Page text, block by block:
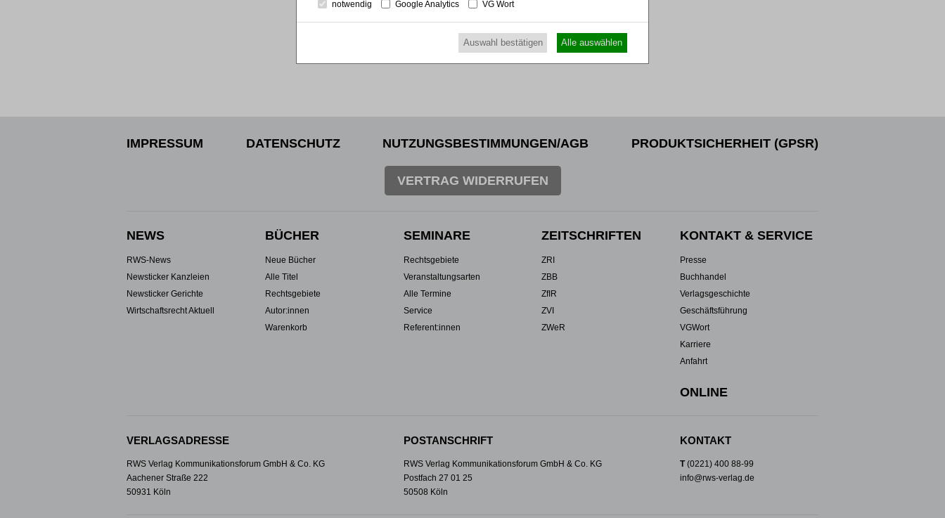
IMPRESSUM DATENSCHUTZ NUTZUNGSBESTIMMUNGEN/AGB PRODUKTSICHERHEIT (GPSR)
VERTRAG WIDERRUFEN
NEWS
RWS-News
Newsticker Kanzleien
Newsticker Gerichte
Wirtschaftsrecht Aktuell
BÜCHER
Neue Bücher
Alle Titel
Rechtsgebiete
Autor:innen
Warenkorb
SEMINARE
Rechtsgebiete
Veranstaltungsarten
Alle Termine
Service
Referent:innen
ZEITSCHRIFTEN
ZRI
ZBB
ZfIR
ZVI
ZWeR
KONTAKT & SERVICE
Presse
Buchhandel
Verlagsgeschichte
Geschäftsführung
VGWort
Karriere
Anfahrt
ONLINE
VERLAGSADRESSE
RWS Verlag Kommunikationsforum GmbH & Co. KG
Aachener Straße 222
50931 Köln
POSTANSCHRIFT
RWS Verlag Kommunikationsforum GmbH & Co. KG
Postfach 27 01 25
50508 Köln
KONTAKT
T(0221) 400 88-99
info@rws-verlag.de
notwendig Google Analytics VG Wort
Auswahl bestätigen Alle auswählen